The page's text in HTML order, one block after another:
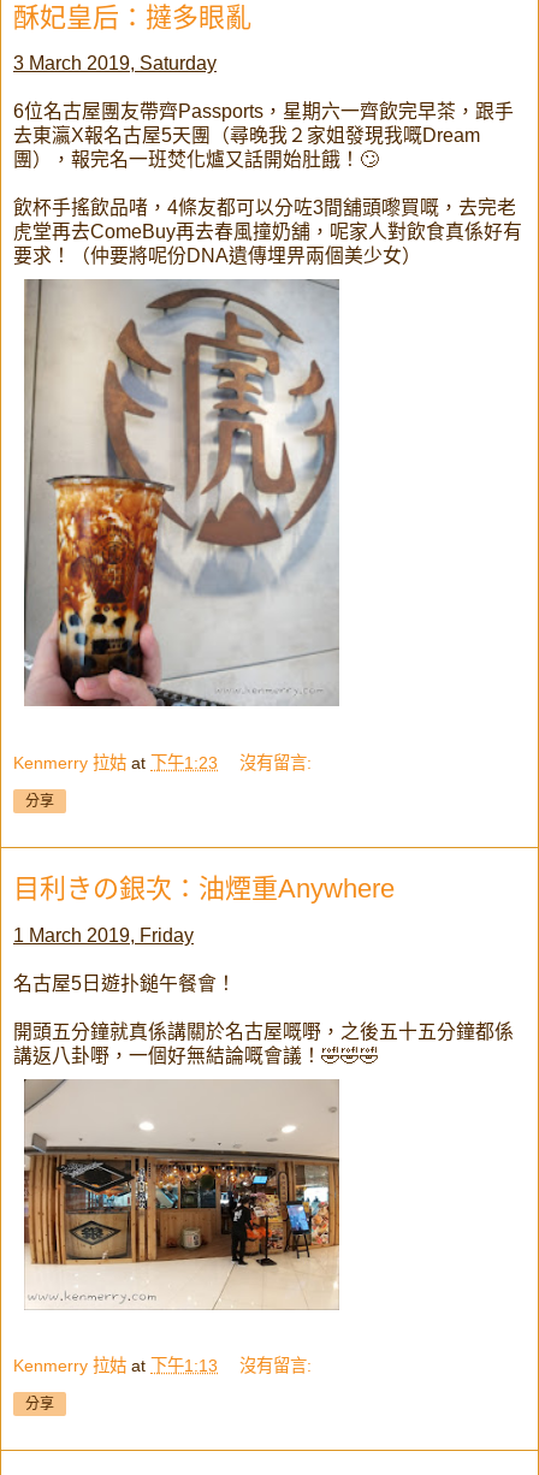
酥妃皇后：撻多眼亂
3 March 2019, Saturday
6位名古屋團友帶齊Passports，星期六一齊飲完早茶，跟手
去東瀛X報名古屋5天團（尋晚我２家姐發現我嘅Dream
團），報完名一班焚化爐又話開始肚餓！🙄
飲杯手搖飲品啫，4條友都可以分咗3間舖頭嚟買嘅，去完老
虎堂再去ComeBuy再去春風撞奶舖，呢家人對飲食真係好有
要求！（仲要將呢份DNA遺傳埋畀兩個美少女）
Kenmerry 拉姑 at 下午1:23 沒有留言:
分享
目利きの銀次：油煙重Anywhere
1 March 2019, Friday
名古屋5日遊扑鎚午餐會！
開頭五分鐘就真係講關於名古屋嘅嘢，之後五十五分鐘都係
講返八卦嘢，一個好無結論嘅會議！🤣🤣🤣
Kenmerry 拉姑 at 下午1:13 沒有留言:
分享